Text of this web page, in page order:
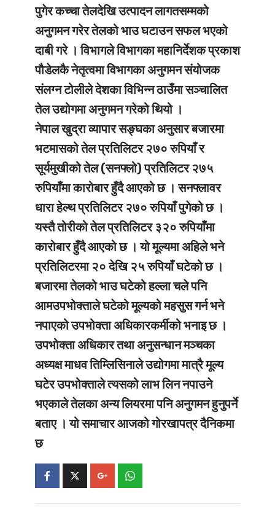
पुगेर कच्चा तेलदेखि उत्पादन लागतसम्मको
अनुगमन गरेर तेलको भाउ घटाउन सफल भएको
दाबी गरे । विभागले विभागका महानिर्देशक प्रकाश
पौडेलकै नेतृत्वमा विभागका अनुगमन संयोजक
संलग्न टोलीले देशका विभिन्न ठाउँमा सञ्चालित
तेल उद्योगमा अनुगमन गरेको थियो ।
नेपाल खुद्रा व्यापार सङ्घका अनुसार बजारमा
भटमासको तेल प्रतिलिटर २७० रुपियाँ र
सूर्यमुखीको तेल (सनफ्लो) प्रतिलिटर २७५
रुपियाँमा कारोबार हुँदै आएको छ । सनफ्लावर
धारा हेल्थ प्रतिलिटर २७० रुपियाँ पुगेको छ ।
यस्तै तोरीको तेल प्रतिलिटर ३२० रुपियाँमा
कारोबार हुँदै आएको छ । यो मूल्यमा अहिले भने
प्रतिलिटरमा २० देखि २५ रुपियाँ घटेको छ ।
बजारमा तेलको भाउ घटेको हल्ला चले पनि
आमउपभोक्ताले घटेको मूल्यको महसुस गर्न भने
नपाएको उपभोक्ता अधिकारकर्मीको भनाइ छ ।
उपभोक्ता अधिकार तथा अनुसन्धान मञ्चका
अध्यक्ष माधव तिम्लिसिनाले उद्योगमा मात्रै मूल्य
घटेर उपभोक्ताले त्यसको लाभ लिन नपाउने
भएकाले तेलका अन्य लियरमा पनि अनुगमन हुनुपर्ने
बताए ।यो समाचार आजको गोरखापत्र दैनिकमा
छ